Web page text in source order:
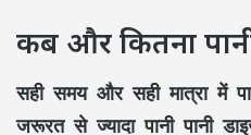
कब और कितना
सही समय और सही मात्रा में
जरूरत से ज्यादा पानी पानी